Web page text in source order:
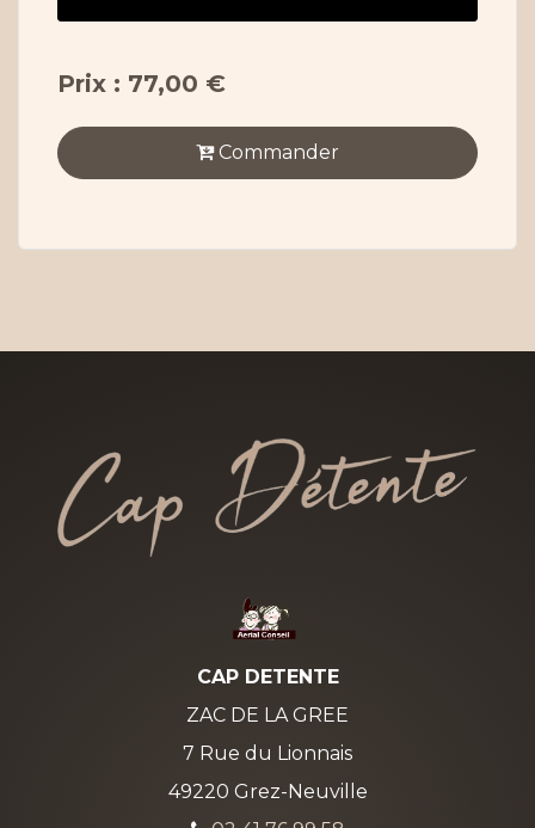
Prix : 77,00 €
Commander
CAP DETENTE
ZAC DE LA GREE
7 Rue du Lionnais
49220 Grez-Neuville